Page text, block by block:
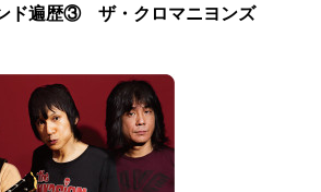
ド遍歴③ ザ・クロマニヨンズ